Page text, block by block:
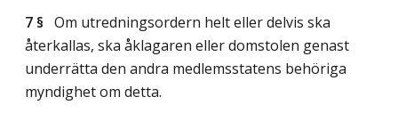
7 § Om utredningsordern helt eller delvis ska
återkallas, ska åklagaren eller domstolen genast
underrätta den andra medlemsstatens behöriga
myndighet om detta.